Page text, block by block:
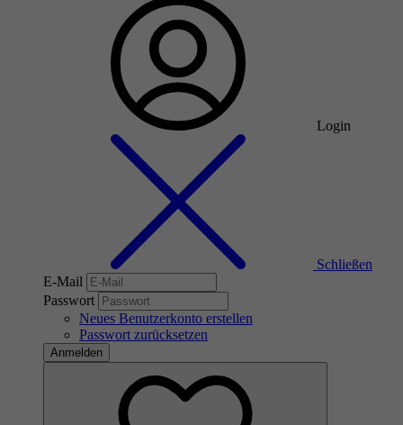
Login
Schließen
E-Mail
Passwort
Neues Benutzerkonto erstellen
Passwort zurücksetzen
Anmelden